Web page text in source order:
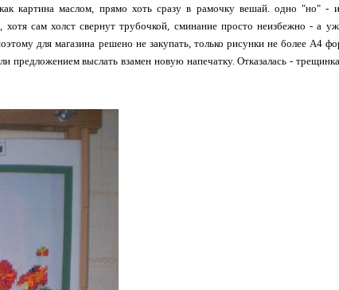
картина маслом, прямо хоть сразу в рамочку вешай. одно "но" -
сам холст свернут трубочкой, сминание просто неизбежно - а
для магазина решено не закупать, только рисунки не более А4
предложением выслать взамен новую напечатку. Отказалась -